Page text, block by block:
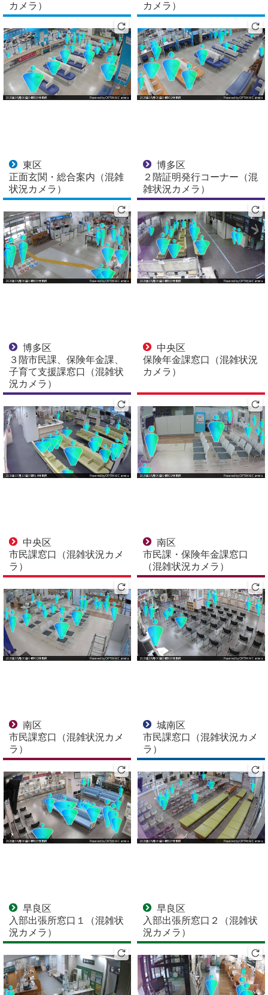
カメラ）
カメラ）
東区
正面玄関・総合案内（混雑
状況カメラ）
博多区
２階証明発行コーナー（混
雑状況カメラ）
博多区
３階市民課、保険年金課、
子育て支援課窓口（混雑状
況カメラ）
中央区
保険年金課窓口（混雑状況
カメラ）
中央区
市民課窓口（混雑状況カメ
ラ）
南区
市民課・保険年金課窓口
（混雑状況カメラ）
南区
市民課窓口（混雑状況カメ
ラ）
城南区
市民課窓口（混雑状況カメ
ラ）
早良区
入部出張所窓口１（混雑状
況カメラ）
早良区
入部出張所窓口２（混雑状
況カメラ）